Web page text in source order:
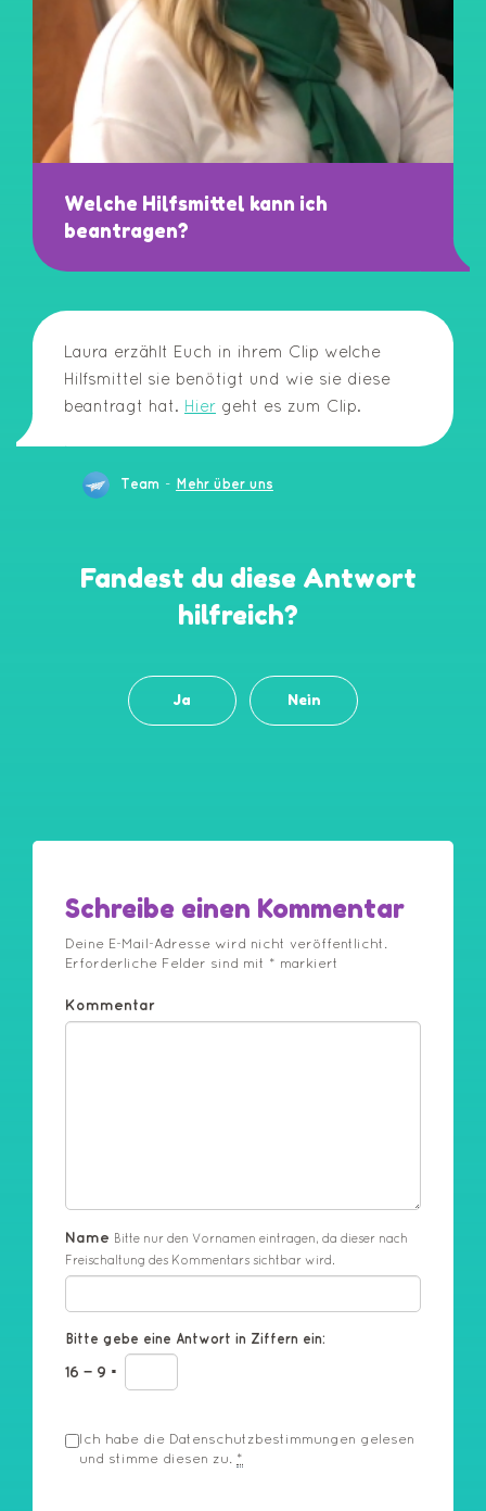
Welche Hilfsmittel kann ich
beantragen?
Laura erzählt Euch in ihrem Clip welche
Hilfsmittel sie benötigt und wie sie diese
beantragt hat. Hier geht es zum Clip.
Team - Mehr über uns
Fandest du diese Antwort
hilfreich?
Ja Nein
Schreibe einen Kommentar
Deine E-Mail-Adresse wird nicht veröffentlicht.
Erforderliche Felder sind mit * markiert
Kommentar
Name Bitte nur den Vornamen eintragen, da dieser nach
Freischaltung des Kommentars sichtbar wird.
Bitte gebe eine Antwort in Ziffern ein:
16 − 9 =
Ich habe die Datenschutzbestimmungen gelesen
und stimme diesen zu. *